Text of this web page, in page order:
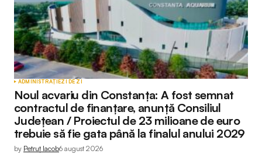
ADMINISTRAȚIEZI DE ZI
Noul acvariu din Constanța: A fost semnat
contractul de finanțare, anunță Consiliul
Județean / Proiectul de 23 milioane de euro
trebuie să fie gata până la finalul anului 2029
by Petruț Iacob6 august 2026